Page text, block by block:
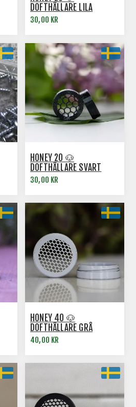
DOFTHÅLLARE LILA
30,00 KR
HONEY 20 🐶
DOFTHÅLLARE SVART
30,00 KR
HONEY 40 🐶
DOFTHÅLLARE GRÅ
40,00 KR